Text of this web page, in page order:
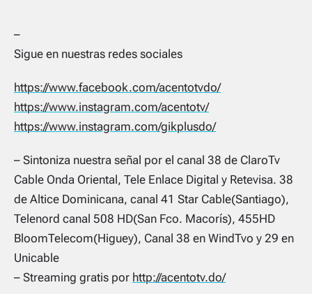
–
Sigue en nuestras redes sociales
https://www.facebook.com/acentotvdo/
https://www.instagram.com/acentotv/
https://www.instagram.com/gikplusdo/
– Sintoniza nuestra señal por el canal 38 de ClaroTv
Cable Onda Oriental, Tele Enlace Digital y Retevisa. 38
de Altice Dominicana, canal 41 Star Cable(Santiago),
Telenord canal 508 HD(San Fco. Macorís), 455HD
BloomTelecom(Higuey), Canal 38 en WindTvo y 29 en
Unicable
– Streaming gratis por http://acentotv.do/